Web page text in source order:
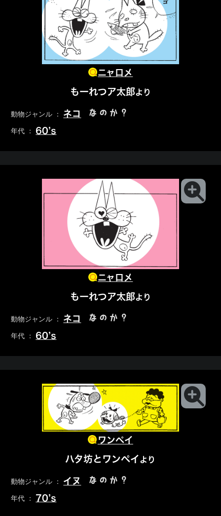
ニャロメ
もーれつア太郎より
動物ジャンル ： ネコ なのか？
年代 ： 60’s
ニャロメ
もーれつア太郎より
動物ジャンル ： ネコ なのか？
年代 ： 60’s
ワンペイ
ハタ坊とワンペイより
動物ジャンル ： イヌ なのか？
年代 ： 70’s